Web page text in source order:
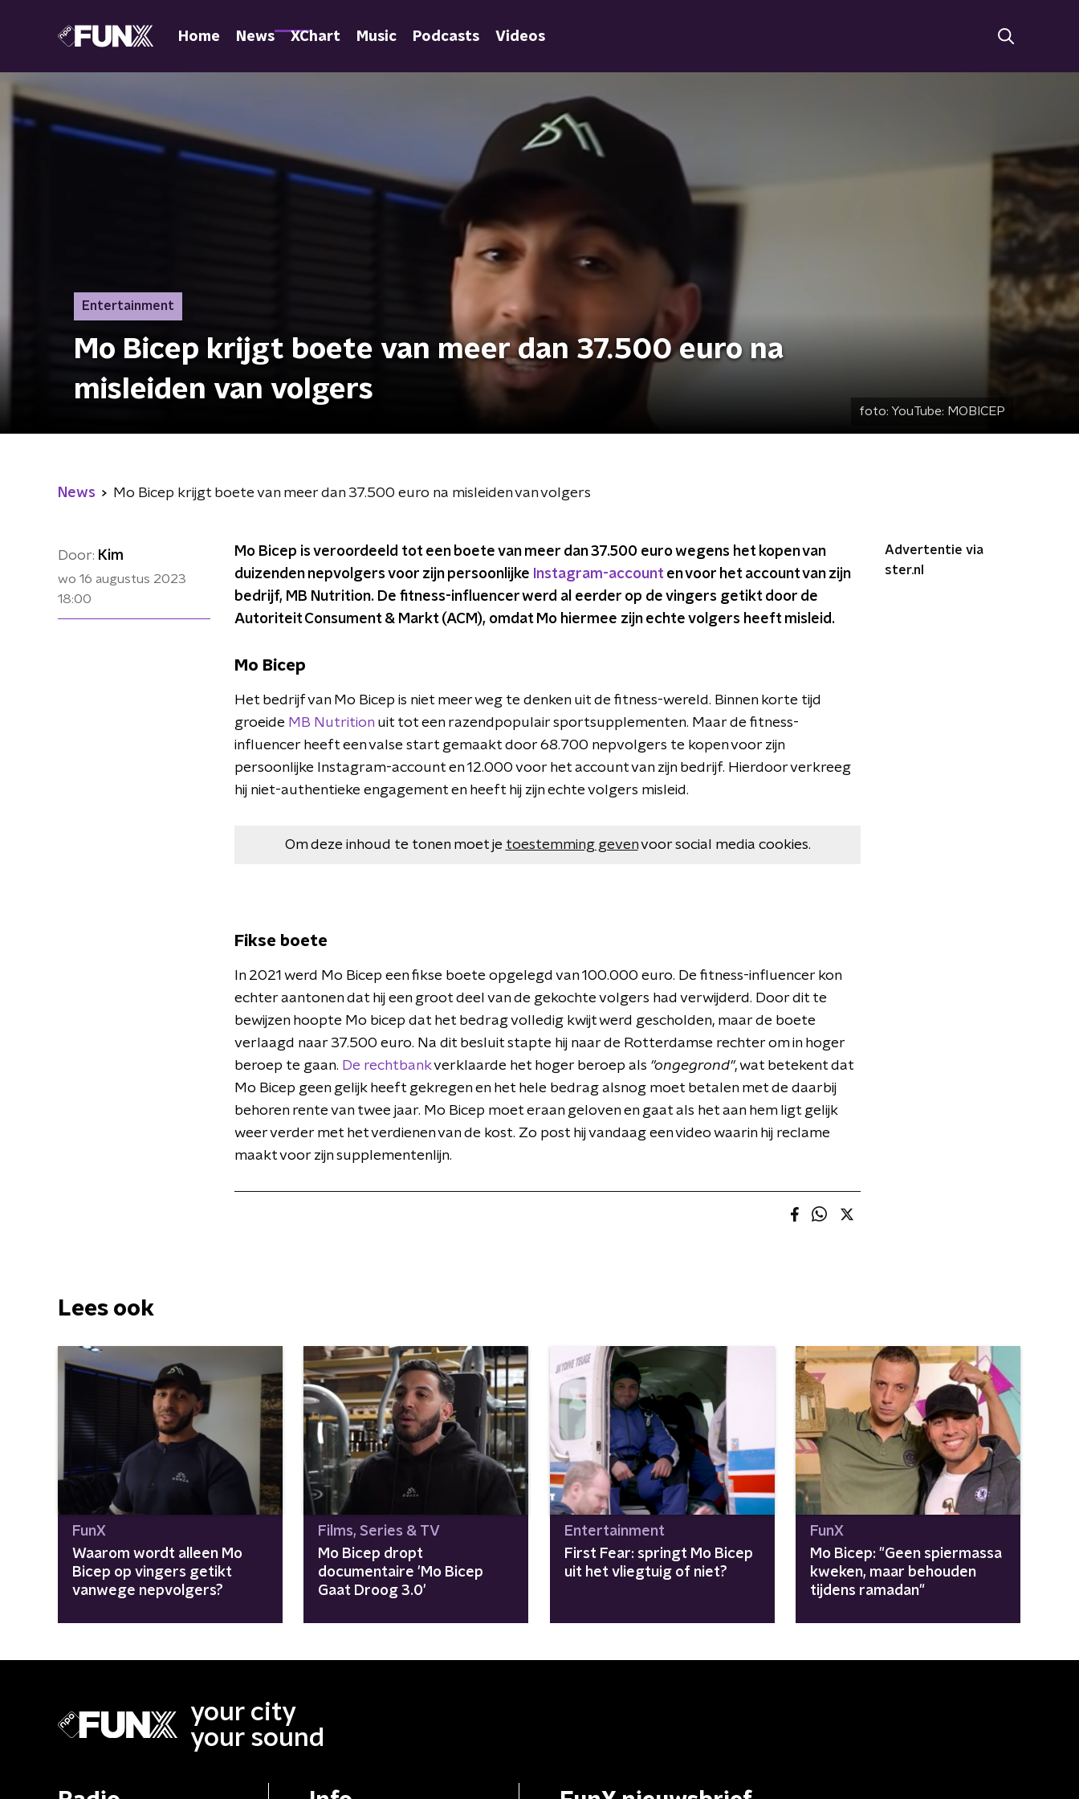
Home News XChart Music Podcasts Videos
Entertainment
Mo Bicep krijgt boete van meer dan 37.500 euro na
misleiden van volgers
foto: YouTube: MOBICEP
News Mo Bicep krijgt boete van meer dan 37.500 euro na misleiden van volgers
Door: Kim
wo 16 augustus 2023
18:00
Mo Bicep is veroordeeld tot een boete van meer dan 37.500 euro wegens het kopen van
duizenden nepvolgers voor zijn persoonlijke Instagram-accounten voor het account van zijn
bedrijf, MB Nutrition. De fitness-influencer werd al eerder op de vingers getikt door de
Autoriteit Consument & Markt (ACM), omdat Mo hiermee zijn echte volgers heeft misleid.
Mo Bicep
Het bedrijf van Mo Bicep is niet meer weg te denken uit de fitness-wereld. Binnen korte tijd
groeide MB Nutrition uit tot een razendpopulair sportsupplementen. Maar de fitness-
influencer heeft een valse start gemaakt door 68.700 nepvolgers te kopen voor zijn
persoonlijke Instagram-account en 12.000 voor het account van zijn bedrijf. Hierdoor verkreeg
hij niet-authentieke engagement en heeft hij zijn echte volgers misleid.
Om deze inhoud te tonen moet je toestemming gevenvoor social media cookies.
Fikse boete
In 2021 werd Mo Bicep een fikse boete opgelegd van 100.000 euro. De fitness-influencer kon
echter aantonen dat hij een groot deel van de gekochte volgers had verwijderd. Door dit te
bewijzen hoopte Mo bicep dat het bedrag volledig kwijt werd gescholden, maar de boete
verlaagd naar 37.500 euro. Na dit besluit stapte hij naar de Rotterdamse rechter om in hoger
beroep te gaan. De rechtbankverklaarde het hoger beroep als "ongegrond", wat betekent dat
Mo Bicep geen gelijk heeft gekregen en het hele bedrag alsnog moet betalen met de daarbij
behoren rente van twee jaar. Mo Bicep moet eraan geloven en gaat als het aan hem ligt gelijk
weer verder met het verdienen van de kost. Zo post hij vandaag een video waarin hij reclame
maakt voor zijn supplementenlijn.
Advertentie via
ster.nl
Lees ook
FunX
Waarom wordt alleen Mo
Bicep op vingers getikt
vanwege nepvolgers?
Films, Series & TV
Mo Bicep dropt
documentaire 'Mo Bicep
Gaat Droog 3.0'
Entertainment
First Fear: springt Mo Bicep
uit het vliegtuig of niet?
FunX
Mo Bicep: "Geen spiermassa
kweken, maar behouden
tijdens ramadan"
your city
your sound